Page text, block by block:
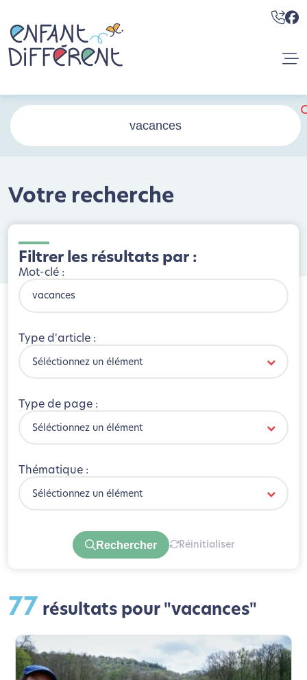
Votre recherche
Filtrer les résultats par :
Mot-clé :
Type d'article :
Séléctionnez un élément
Type de page :
Séléctionnez un élément
Thématique :
Séléctionnez un élément
Rechercher Réinitialiser
77 résultats pour "vacances"